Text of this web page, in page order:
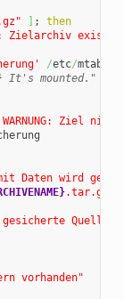
; then
Zielarchiv
/etc/mtab;
It's mounted."
Ziel
Daten wird
.tar.gz"
vorhanden"